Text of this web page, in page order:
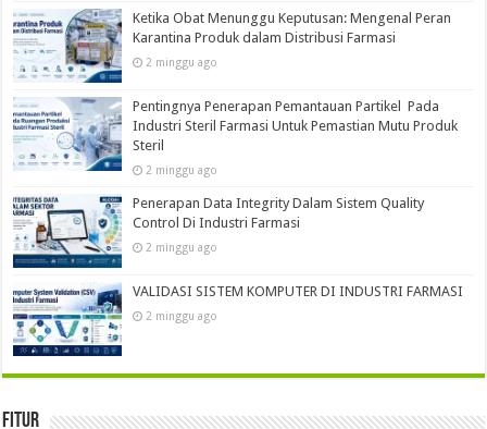
Ketika Obat Menunggu Keputusan: Mengenal Peran
Karantina Produk dalam Distribusi Farmasi
2 minggu ago
Pentingnya Penerapan Pemantauan Partikel Pada
Industri Steril Farmasi Untuk Pemastian Mutu Produk
Steril
2 minggu ago
Penerapan Data Integrity Dalam Sistem Quality
Control Di Industri Farmasi
2 minggu ago
VALIDASI SISTEM KOMPUTER DI INDUSTRI FARMASI
2 minggu ago
Fitur